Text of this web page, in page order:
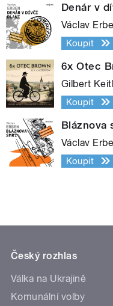
Denár v
Václav
Koupit
6x Otec
Gilbert
Koupit
Bláznova
Václav
Koupit
Český rozhlas
Válka na Ukrajině
Komunální volby